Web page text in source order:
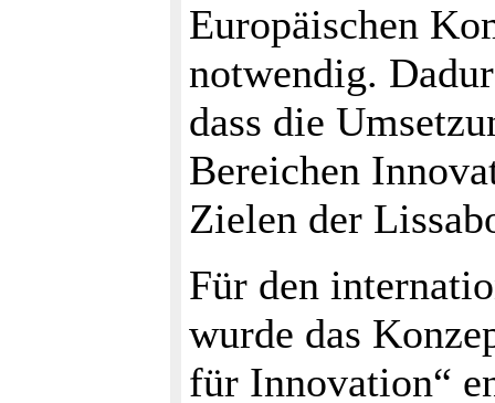
Europäischen
notwendig.
dass die
Bereichen
Zielen der
Für den
wurde das
für Innovation“